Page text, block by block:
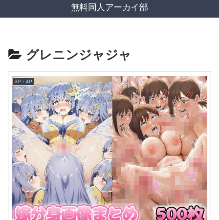
無料同人アーカイ部
グレニンジャジャ
3P・4P